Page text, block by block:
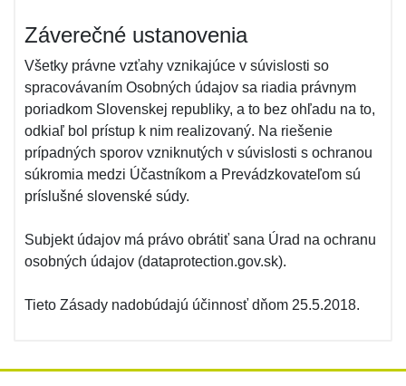
Záverečné ustanovenia
Všetky právne vzťahy vznikajúce v súvislosti so
spracovávaním Osobných údajov sa riadia právnym
poriadkom Slovenskej republiky, a to bez ohľadu na to,
odkiaľ bol prístup k nim realizovaný. Na riešenie
prípadných sporov vzniknutých v súvislosti s ochranou
súkromia medzi Účastníkom a Prevádzkovateľom sú
príslušné slovenské súdy.
Subjekt údajov má právo obrátiť sana Úrad na ochranu
osobných údajov (dataprotection.gov.sk).
Tieto Zásady nadobúdajú účinnosť dňom 25.5.2018.